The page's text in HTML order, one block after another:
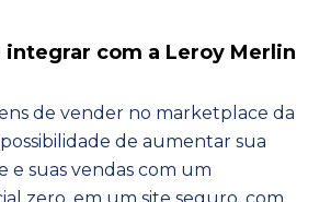
com a Leroy Merlin
de vender no marketplace da
de aumentar sua
e suas vendas com um
zero, em um site seguro, com